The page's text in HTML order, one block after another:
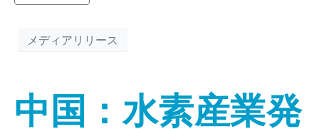
メディアリリース
中国：水素産業発